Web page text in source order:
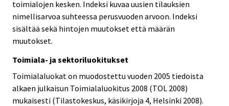
toimialojen kesken. Indeksi kuvaa uusien tilauksien
nimellisarvoa suhteessa perusvuoden arvoon. Indeksi
sisältää sekä hintojen muutokset että määrän
muutokset.
Toimiala- ja sektoriluokitukset
Toimialaluokat on muodostettu vuoden 2005 tiedoista
alkaen julkaisun Toimialaluokitus 2008 (TOL 2008)
mukaisesti (Tilastokeskus, käsikirjoja 4, Helsinki 2008).